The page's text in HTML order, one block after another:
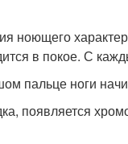
в покое. С
пальце ноги
появляется